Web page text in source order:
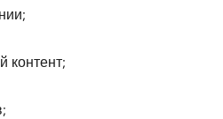
контент;